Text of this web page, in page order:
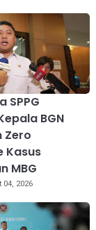
SPPG
BGN
Zero
Kasus
MBG
04, 2026